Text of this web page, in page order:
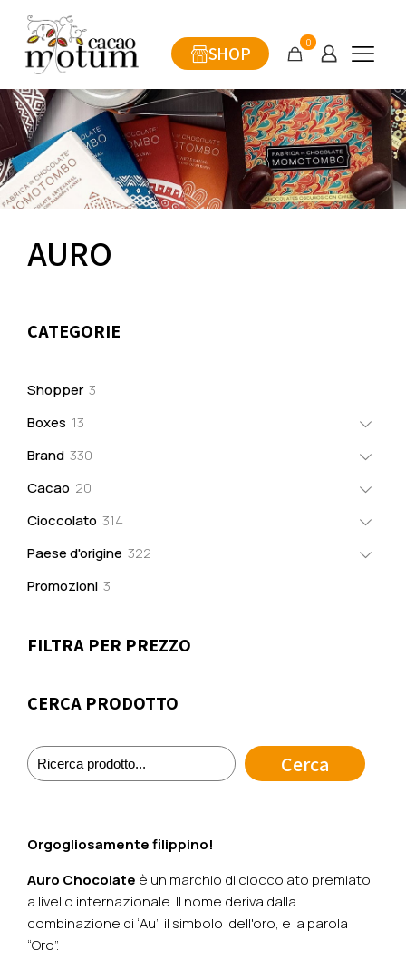
SHOP
0
AURO
CATEGORIE
Shopper 3
Boxes 13
Brand 330
Cacao 20
Cioccolato 314
Paese d'origine 322
Promozioni 3
FILTRA PER PREZZO
CERCA PRODOTTO
Cerca Cerca
Orgogliosamente filippino!
Auro Chocolate è un marchio di cioccolato premiato
a livello internazionale. Il nome deriva dalla
combinazione di “Au”, il simbolo dell'oro, e la parola
“Oro”.